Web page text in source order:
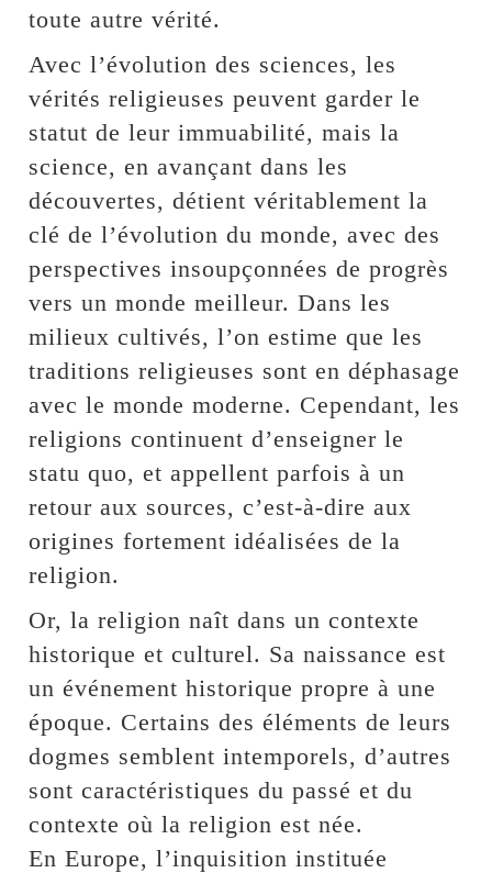
toute autre vérité.
Avec l’évolution des sciences, les
vérités religieuses peuvent garder le
statut de leur immuabilité, mais la
science, en avançant dans les
découvertes, détient véritablement la
clé de l’évolution du monde, avec des
perspectives insoupçonnées de progrès
vers un monde meilleur. Dans les
milieux cultivés, l’on estime que les
traditions religieuses sont en déphasage
avec le monde moderne. Cependant, les
religions continuent d’enseigner le
statu quo, et appellent parfois à un
retour aux sources, c’est-à-dire aux
origines fortement idéalisées de la
religion.
Or, la religion naît dans un contexte
historique et culturel. Sa naissance est
un événement historique propre à une
époque. Certains des éléments de leurs
dogmes semblent intemporels, d’autres
sont caractéristiques du passé et du
contexte où la religion est née.
En Europe, l’inquisition instituée